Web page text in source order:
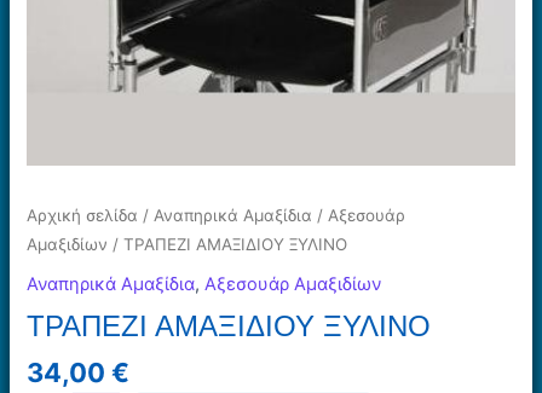
Αρχική σελίδα /Αναπηρικά Αμαξίδια /Αξεσουάρ
Αμαξιδίων / ΤΡΑΠΕΖΙ ΑΜΑΞΙΔΙΟΥ ΞΥΛΙΝΟ
Αναπηρικά Αμαξίδια,Αξεσουάρ Αμαξιδίων
ΤΡΑΠΕΖΙ ΑΜΑΞΙΔΙΟΥ ΞΥΛΙΝΟ
34,00€